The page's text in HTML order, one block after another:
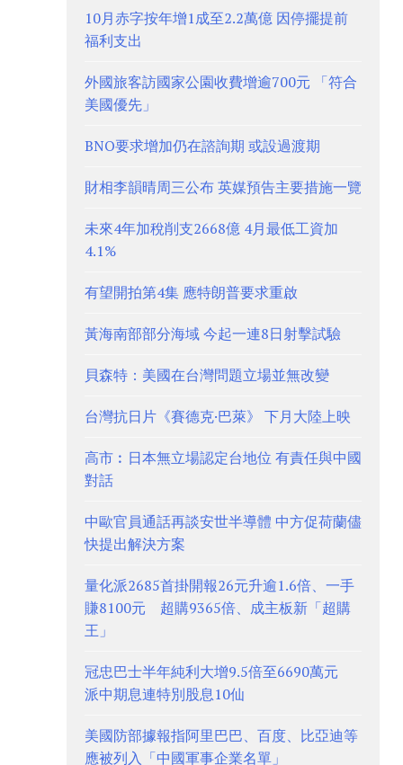
10月赤字按年增1成至2.2萬億 因停擺提前
福利支出
外國旅客訪國家公園收費增逾700元 「符合
美國優先」
BNO要求增加仍在諮詢期 或設過渡期
財相李韻晴周三公布 英媒預告主要措施一覽
未來4年加稅削支2668億 4月最低工資加
4.1%
有望開拍第4集 應特朗普要求重啟
黃海南部部分海域 今起一連8日射擊試驗
貝森特：美國在台灣問題立場並無改變
台灣抗日片《賽德克·巴萊》 下月大陸上映
高市︰日本無立場認定台地位 有責任與中國
對話
中歐官員通話再談安世半導體 中方促荷蘭儘
快提出解決方案
量化派2685首掛開報26元升逾1.6倍、一手
賺8100元 超購9365倍、成主板新「超購
王」
冠忠巴士半年純利大增9.5倍至6690萬元
派中期息連特別股息10仙
美國防部據報指阿里巴巴、百度、比亞迪等
應被列入「中國軍事企業名單」